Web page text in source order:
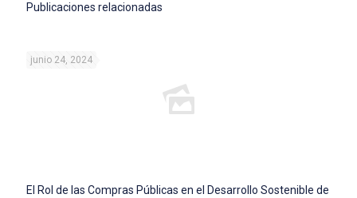
Publicaciones relacionadas
junio 24, 2024
El Rol de las Compras Públicas en el Desarrollo Sostenible de